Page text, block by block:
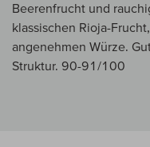
Beerenfrucht und
klassischen Rioja-
angenehmen Würze.
Struktur. 90-91/100